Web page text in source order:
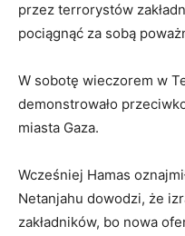
przez terrorystów
pociągnąć za sobą
W sobotę wieczorem w
demonstrowało
miasta Gaza.
Wcześniej Hamas
Netanjahu dowodzi, że
zakładników, bo nowa